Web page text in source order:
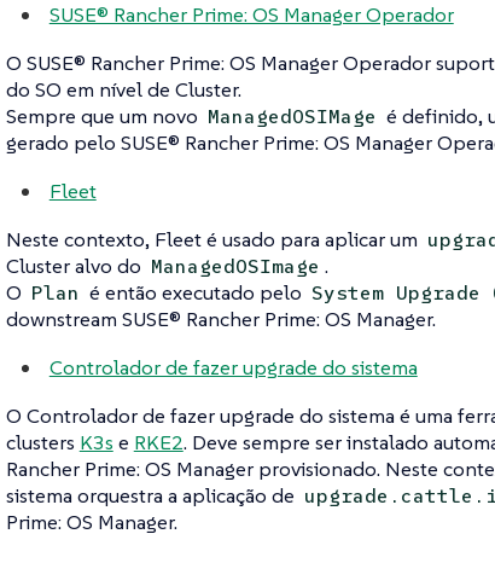
SUSE® Rancher Prime: OS Manager Operador
O SUSE® Rancher Prime: OS Manager Operador
do SO em nível de Cluster.
Sempre que um novo ManagedOSIMage é definido,
gerado pelo SUSE® Rancher Prime: OS Manager
Fleet
Neste contexto, Fleet é usado para aplicar um
Cluster alvo do ManagedOSImage .
O Plan é então executado pelo System
downstream SUSE® Rancher Prime: OS Manager.
Controlador de fazer upgrade do sistema
O Controlador de fazer upgrade do sistema é uma
clusters K3s e RKE2. Deve sempre ser instalado
Rancher Prime: OS Manager provisionado. Neste
sistema orquestra a aplicação de
Prime: OS Manager.